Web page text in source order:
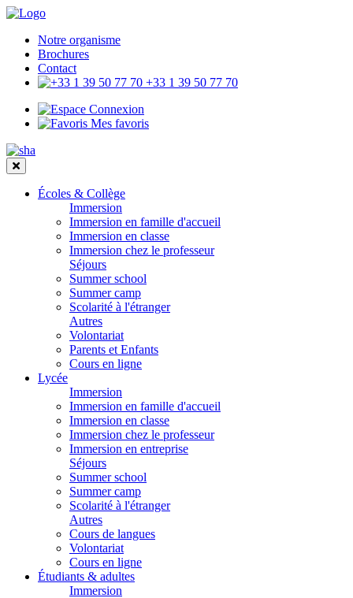
Notre organisme
Brochures
Contact
+33 1 39 50 77 70
Connexion
Mes favoris
Écoles & Collège
Immersion
Immersion en famille d'accueil
Immersion en classe
Immersion chez le professeur
Séjours
Summer school
Summer camp
Scolarité à l'étranger
Autres
Volontariat
Parents et Enfants
Cours en ligne
Lycée
Immersion
Immersion en famille d'accueil
Immersion en classe
Immersion chez le professeur
Immersion en entreprise
Séjours
Summer school
Summer camp
Scolarité à l'étranger
Autres
Cours de langues
Volontariat
Cours en ligne
Étudiants & adultes
Immersion